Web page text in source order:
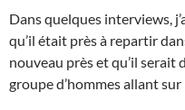
Dans quelques interviews,
qu’il était près à repartir
nouveau près et qu’il serait
groupe d’hommes allant